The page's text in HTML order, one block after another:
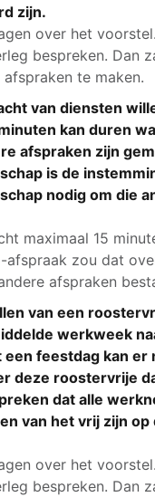
zijn.
over het
bespreken. Dan
te maken.
van diensten
kan duren
afspraken zijn
is de
nodig om die
maximaal 15
afspraak zou dat
afspraken
van een
werkweek
een feestdag kan er
deze roostervrije
dat alle
van het vrij zijn
over het
bespreken. Dan